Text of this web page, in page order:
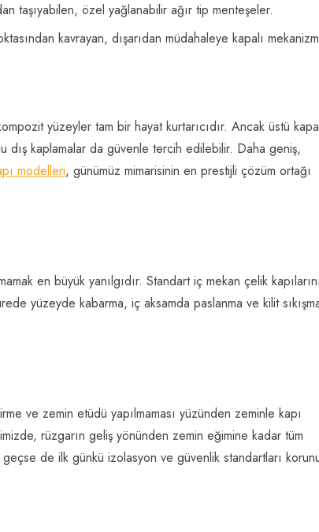
taşıyabilen, özel yağlanabilir ağır tip menteşeler.
kavrayan, dışarıdan müdahaleye kapalı
yüzeyler tam bir hayat kurtarıcıdır. Ancak üstü
dış kaplamalar da güvenle tercih edilebilir. Daha geniş,
modelleri, günümüz mimarisinin en prestijli çözüm ortağı
en büyük yanılgıdır. Standart iç mekan çelik
yüzeyde kabarma, iç aksamda paslanma ve kilit
ve zemin etüdü yapılmaması yüzünden zeminle kapı
rüzgarın geliş yönünden zemin eğimine kadar tüm
de ilk günkü izolasyon ve güvenlik standartları